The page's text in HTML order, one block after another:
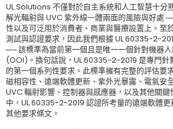
UL Solutions 不僅對於自主系統和人工智慧十分
解光輻射與 UVC 紫外線一體兩面的風險與好處
性以及可泛用於消費者、商業與醫療設置上。至
測試與認證要求，因此我們根據 UL 60335-2-
── 該標準為當前第一個且是唯一一個針對機器
(OOI)。換句話說，UL 60335-2-2019 是專門針
的第一個系列性要求。此標準擁有完整的評估要
磁相容性、遠端軟體更新、紫外光暴露、電氣安
UVC 輻射影響、控制器與感應器，以及其他關
中，UL 60335-2-2019 認證所考量的遠端軟體
其他要求條文。